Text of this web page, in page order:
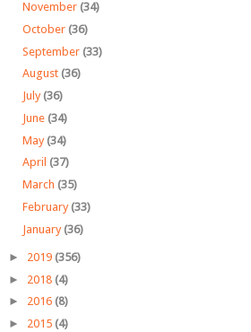
November (34)
October (36)
September (33)
August (36)
July (36)
June (34)
May (34)
April (37)
March (35)
February (33)
January (36)
► 2019 (356)
► 2018 (4)
► 2016 (8)
► 2015 (4)